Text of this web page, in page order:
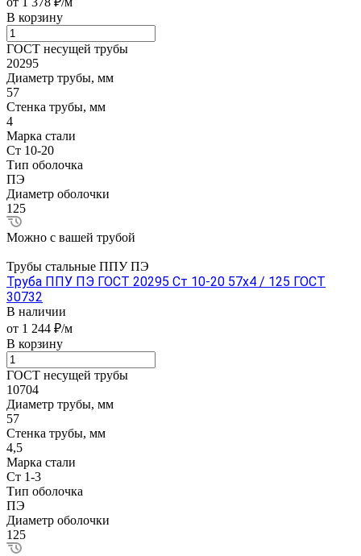
В корзину
ГОСТ несущей трубы
20295
Диаметр трубы, мм
57
Стенка трубы, мм
4
Марка стали
Ст 10-20
Тип оболочка
ПЭ
Диаметр оболочки
125
Можно с вашей трубой
Трубы стальные ППУ ПЭ
Труба ППУ ПЭ ГОСТ 20295 Ст 10-20 57x4 / 125 ГОСТ
30732
В наличии
от 1 244 ₽/м
В корзину
ГОСТ несущей трубы
10704
Диаметр трубы, мм
57
Стенка трубы, мм
4,5
Марка стали
Ст 1-3
Тип оболочка
ПЭ
Диаметр оболочки
125